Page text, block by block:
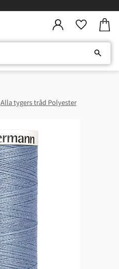
Alla tygers tråd Polyester